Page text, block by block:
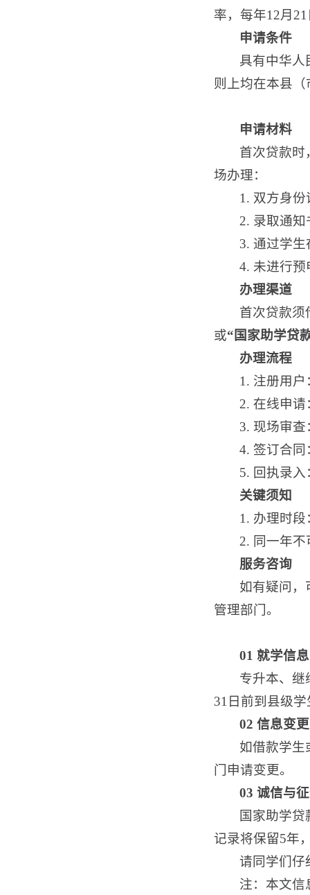
率，每年12月
申请条件
具有中华人
则上均在本县
申请材料
首次贷款时
场办理：
1. 双方身
2. 录取通
3. 通过学
4. 未进行
办理渠道
首次贷款须
或“国家助学贷
办理流程
1. 注册用
2. 在线申
3. 现场审
4. 签订合
5. 回执录
关键须知
1. 办理时
2. 同一年
服务咨询
如有疑问，
管理部门。
01 就学信
专升本、继
31日前到县级
02信息变更
如借款学生
门申请变更。
03诚信与
国家助学
记录将保留5年
请同学们仔
注：本文信